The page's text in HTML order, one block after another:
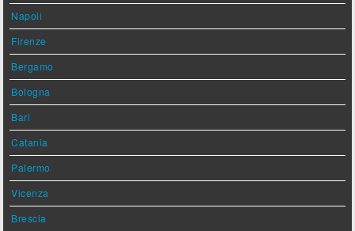
Napoli
Firenze
Bergamo
Bologna
Bari
Catania
Palermo
Vicenza
Brescia